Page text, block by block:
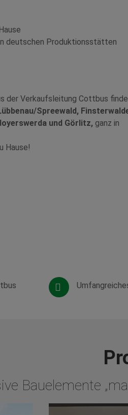
deutschen Produktionsstätten
der Verkaufsleitung Cottbus
Spreewald,
und Görlitz, ganz in
Hause!
Bauelemente